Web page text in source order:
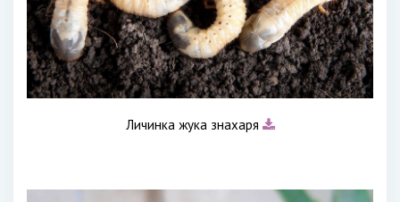
Личинка жука знахаря